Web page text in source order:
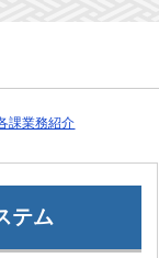
課業務紹介
テム